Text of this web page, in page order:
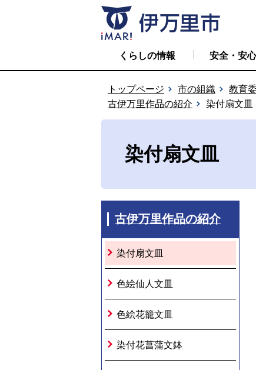
くらしの情報 安全・安心
トップページ 市の組織 教育
古伊万里作品の紹介
染付扇文皿
染付扇文皿
古伊万里作品の紹介
染付扇文皿
色絵仙人文皿
色絵花籠文皿
染付花菖蒲文鉢